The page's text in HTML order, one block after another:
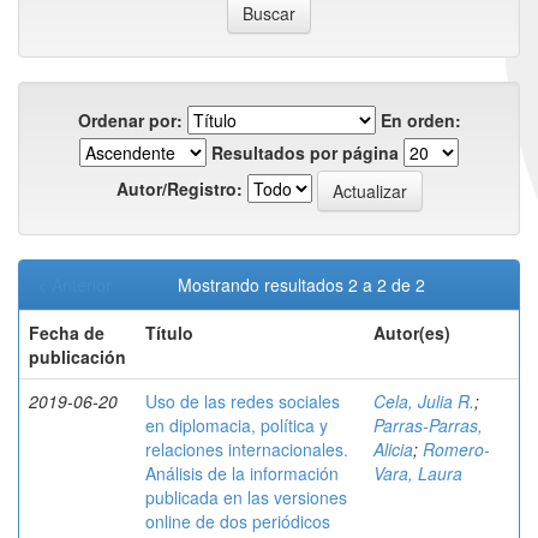
Ordenar por:
En orden:
Resultados por página
Autor/Registro:
Mostrando resultados 2 a 2 de 2
Fecha de
publicación
Título Autor(es)
2019-06-20
Uso de las redes sociales
en diplomacia, política y
relaciones internacionales.
Análisis de la información
publicada en las versiones
online de dos periódicos
Cela, Julia R.;
Parras-Parras,
Alicia; Romero-
Vara, Laura